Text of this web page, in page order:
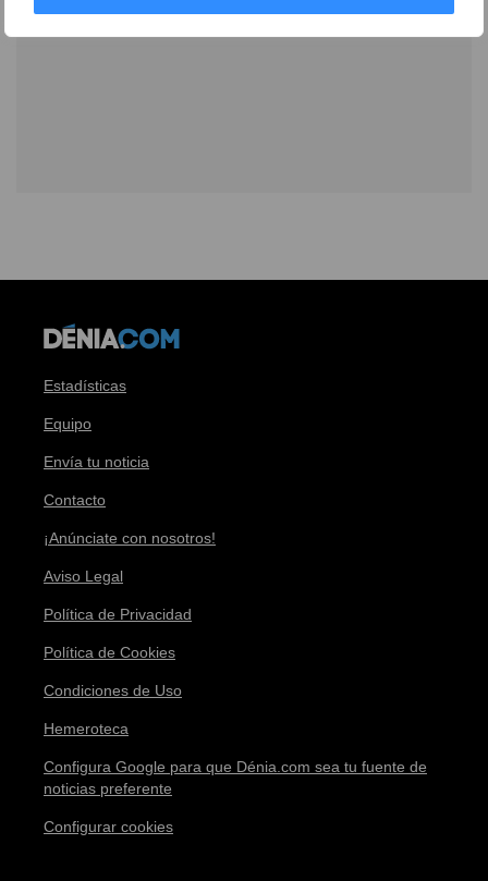
Estadísticas
Equipo
Envía tu noticia
Contacto
¡Anúnciate con nosotros!
Aviso Legal
Política de Privacidad
Política de Cookies
Condiciones de Uso
Hemeroteca
Configura Google para que Dénia.com sea tu fuente de
noticias preferente
Configurar cookies